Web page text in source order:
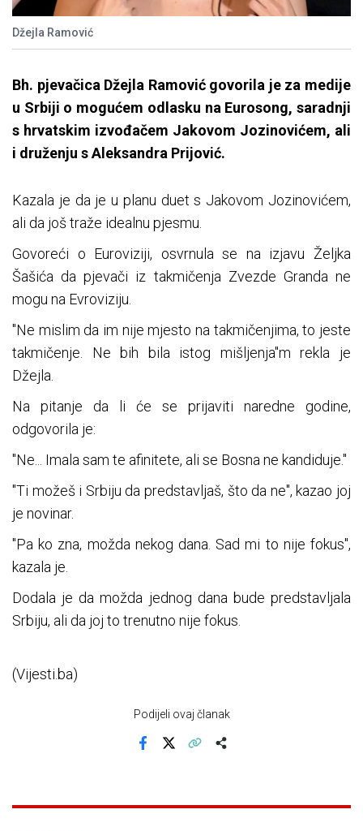
Džejla Ramović
Bh. pjevačica Džejla Ramović govorila je za medije
u Srbiji o mogućem odlasku na Eurosong, saradnji
s hrvatskim izvođačem Jakovom Jozinovićem, ali
i druženju s Aleksandra Prijović.
Kazala je da je u planu duet s Jakovom Jozinovićem,
ali da još traže idealnu pjesmu.
Govoreći o Euroviziji, osvrnula se na izjavu Željka
Šašića da pjevači iz takmičenja Zvezde Granda ne
mogu na Evroviziju.
"Ne mislim da im nije mjesto na takmičenjima, to jeste
takmičenje. Ne bih bila istog mišljenja"m rekla je
Džejla.
Na pitanje da li će se prijaviti naredne godine,
odgovorila je:
"Ne... Imala sam te afinitete, ali se Bosna ne kandiduje."
"Ti možeš i Srbiju da predstavljaš, što da ne", kazao joj
je novinar.
"Pa ko zna, možda nekog dana. Sad mi to nije fokus",
kazala je.
Dodala je da možda jednog dana bude predstavljala
Srbiju, ali da joj to trenutno nije fokus.
(Vijesti.ba)
Podijeli ovaj članak